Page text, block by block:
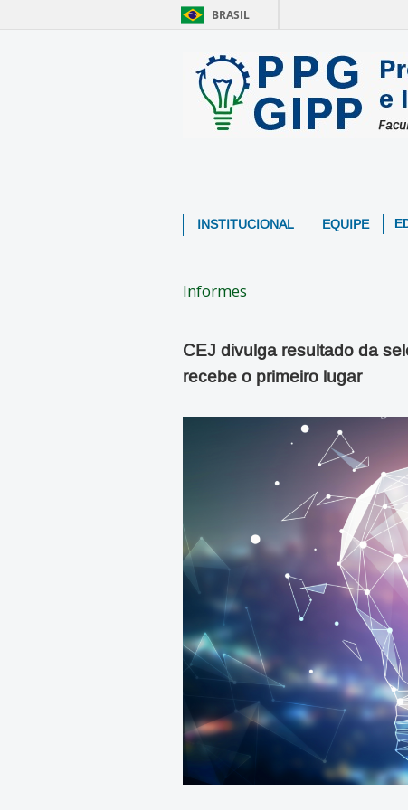
BRASIL
INSTITUCIONAL EQUIPE
Informes
CEJ divulga resultado da
recebe o primeiro lugar